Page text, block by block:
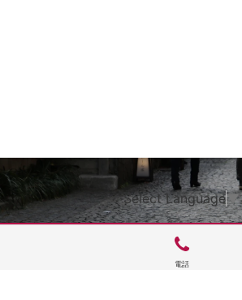
Select Language▼
電話